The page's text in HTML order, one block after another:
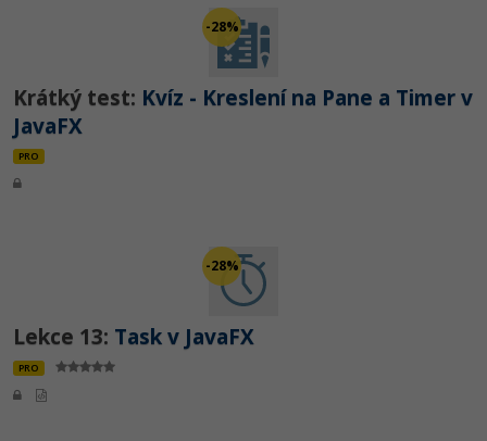
-28%
Krátký test: Kvíz - Kreslení na Pane a Timer v
JavaFX
PRO
-28%
Lekce 13: Task v JavaFX
PRO